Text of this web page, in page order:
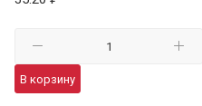
В корзину